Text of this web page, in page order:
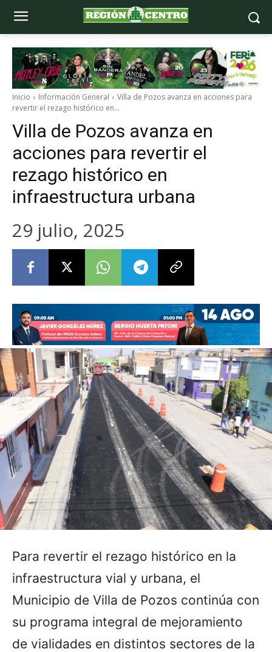
Inicio Información General
Villa de Pozos avanza en acciones para
revertir el rezago histórico en...
Villa de Pozos avanza en
acciones para revertir el
rezago histórico en
infraestructura urbana
29 julio, 2025
Para revertir el rezago histórico en la
infraestructura vial y urbana, el
Municipio de Villa de Pozos continúa con
su programa integral de mejoramiento
de vialidades en distintos sectores de la